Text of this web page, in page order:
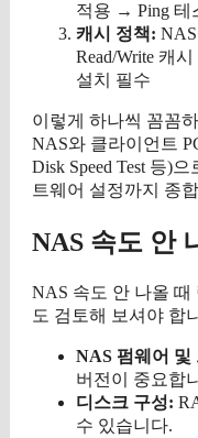
적용 → Ping 테
캐시 정책:
Read/Write 캐
설치 필수
이렇게 하나씩 꼼꼼
NAS와 클라이언트
Disk Speed Test 등)
트웨어 설정까지 종
NAS 속도 안
NAS 속도 안 나올 때
도 검토해 보셔야 합
NAS 펌웨어 및
버전이 중요합
디스크 구성:
수 있습니다.